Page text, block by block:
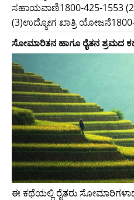
ಸಹಾಯವಾಣಿ1800-425-1553
(3)ಉದ್ಯೋಗ ಖಾತ್ರಿ ಯೋಜನೆ1800-
ಸೋಮಾರಿತನ ಹಾಗೂ ರೈತನ ಶ್ರಮದ
ಈ ಕಥೆಯಲ್ಲಿ ರೈತರು